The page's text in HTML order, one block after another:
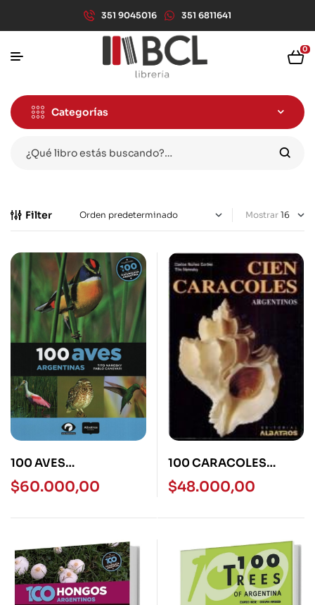
351 9045016 351 6811641
0
Categorías
Filter Mostrar
100 AVES
ARGENTINAS -
ALBATROS
$60.000,00
100 CARACOLES
ARGENTINOS
$48.000,00